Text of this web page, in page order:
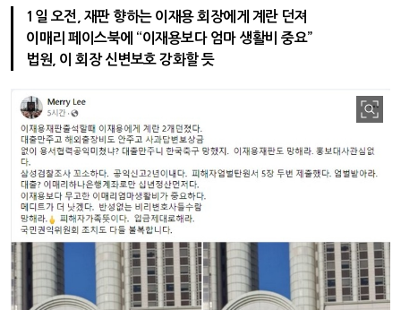
1일 오전, 재판 향하는 이재용 회장에게 계란 던져
이매리 페이스북에 “이재용보다 엄마 생활비 중요”
법원, 이 회장 신변보호 강화할 듯